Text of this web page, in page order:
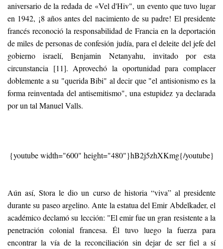
aniversario de la redada de «Vel d'Hiv", un evento que tuvo lugar
en 1942, ¡8 años antes del nacimiento de su padre! El presidente
francés reconoció la responsabilidad de Francia en la deportación
de miles de personas de confesión judía, para el deleite del jefe del
gobierno israelí, Benjamin Netanyahu, invitado por esta
circunstancia [11]. Aprovechó la oportunidad para complacer
doblemente a su "querida Bibi" al decir que "el antisionismo es la
forma reinventada del antisemitismo", una estupidez ya declarada
por un tal Manuel Valls.
{youtube width="600" height="480"}hB2j5zhXKmg{/youtube}
Aún así, Stora le dio un curso de historia “viva” al presidente
durante su paseo argelino. Ante la estatua del Emir Abdelkader, el
académico declamó su lección: "El emir fue un gran resistente a la
penetración colonial francesa. Él tuvo luego la fuerza para
encontrar la vía de la reconciliación sin dejar de ser fiel a sí